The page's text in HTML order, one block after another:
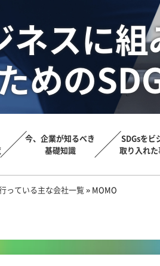
ネスに
めの
今、企業が知るべき
基礎知識
SDGsをビ
取り入れ
っている主な会社一覧» MOMO